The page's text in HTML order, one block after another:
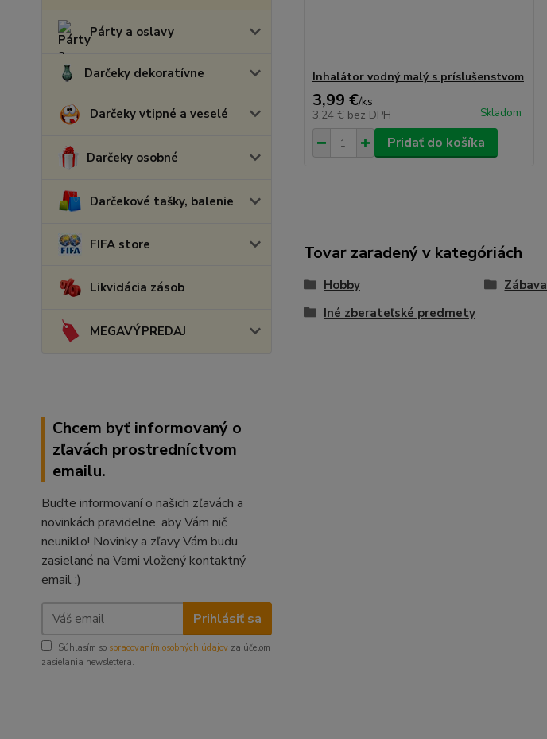
Párty a oslavy
Darčeky dekoratívne
Darčeky vtipné a veselé
Darčeky osobné
Darčekové tašky, balenie
FIFA store
Likvidácia zásob
MEGAVÝPREDAJ
Chcem byť informovaný o
zľavách prostredníctvom
emailu.
Buďte informovaní o našich zľavách a
novinkách pravidelne, aby Vám nič
neuniklo! Novinky a zľavy Vám budu
zasielané na Vami vložený kontaktný
email :)
Prihlásiť sa
Súhlasím so spracovaním osobných údajov za účelom
zasielania newslettera.
Inhalátor vodný malý s príslušenstvom
3,99 €/ks
3,24 € bez DPH Skladom
Pridať do košíka
Tovar zaradený v kategóriách
Hobby Zábava
Iné zberateľské predmety